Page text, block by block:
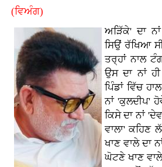
(ਵਿਅੰਗ)
ਅੜਿੱਕੇ' ਦਾ
ਸਿਉਂ ਰੱਖਿਆ
ਤਰ੍ਹਾਂ ਨਾਲ
ਉਸ ਦਾ ਨਾਂ
ਪਿੰਡਾਂ ਵਿੱਚ
ਨਾਂ 'ਕੁਲਦੀਪ'
ਕਿਸੇ ਦਾ ਨਾਂ
ਵਾਲਾ' ਕਹਿਣ
ਖਾਣ ਵਾਲੇ ਦਾ
ਘੋਟਣੇ ਖਾਣ